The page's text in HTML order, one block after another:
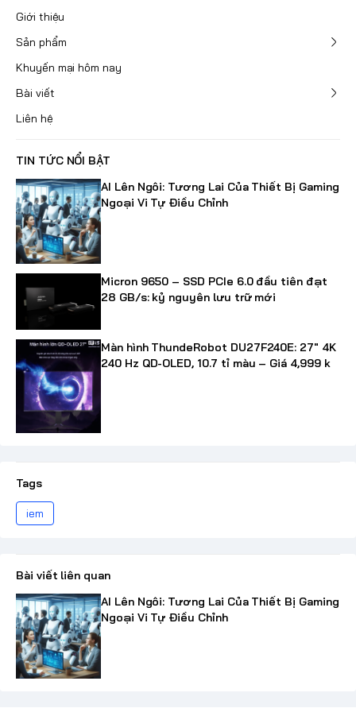
Giới thiệu
Sản phẩm
Khuyến mại hôm nay
Bài viết
Liên hệ
TIN TỨC NỔI BẬT
AI Lên Ngôi: Tương Lai Của Thiết Bị Gaming
Ngoại Vi Tự Điều Chỉnh
Micron 9650 – SSD PCIe 6.0 đầu tiên đạt
28 GB/s: kỷ nguyên lưu trữ mới
Màn hình ThundeRobot DU27F240E: 27" 4K
240 Hz QD-OLED, 10.7 tỉ màu – Giá 4,999 k
Tags
iem
Bài viết liên quan
AI Lên Ngôi: Tương Lai Của Thiết Bị Gaming
Ngoại Vi Tự Điều Chỉnh